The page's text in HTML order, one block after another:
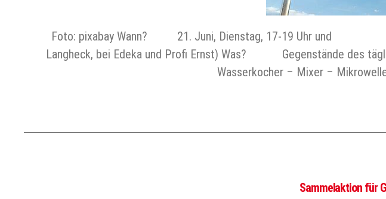
Foto: pixabay Wann? 21. Juni, Dienstag, 17-19 Uhr und
Langheck, bei Edeka und Profi Ernst) Was? Gegenstände des
Wasserkocher – Mixer –
Sammelaktion für